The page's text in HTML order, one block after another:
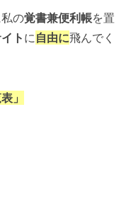
の覚書兼便利帳を置
ト に 自由に飛んでく
」